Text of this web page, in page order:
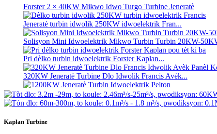
Forster 2 × 40KW Mikwo Idwo Turgo Turbine Jeneratè
Jeneratè turbin idwolik 250KW idwoelektrik Fran...
Solisyon Mini Idwoelektrik Mikwo Turbin Turbin 20KW-
Pri dèlko turbin idwoelektrik Forster Kaplan...
320KW Jeneratè Turbine Dlo Idwolik Francis Avèk...
1200KW Jeneratè Turbin Idwoelektrik Pelton
Kaplan Turbine